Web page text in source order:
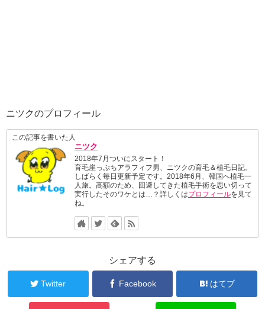
ニツクのプロフィール
この記事を書いた人
ニツク
2018年7月ついにスタート！
育毛崖っぷちアラフィフ男、ニツクの育毛＆植毛日記。
しばらく毎日更新予定です。2018年6月、韓国へ植毛一
人旅。高額のため、回避してきた植毛手術を思い切って
実行したそのワケとは…？詳しくはプロフィールを見て
ね。
シェアする
Twitter Facebook はてブ